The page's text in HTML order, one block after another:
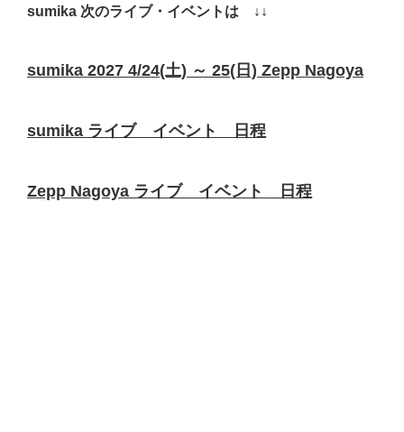
sumika 次のライブ・イベントは ↓↓
sumika 2027 4/24(土) ～ 25(日) Zepp Nagoya
sumika ライブ イベント 日程
Zepp Nagoya ライブ イベント 日程